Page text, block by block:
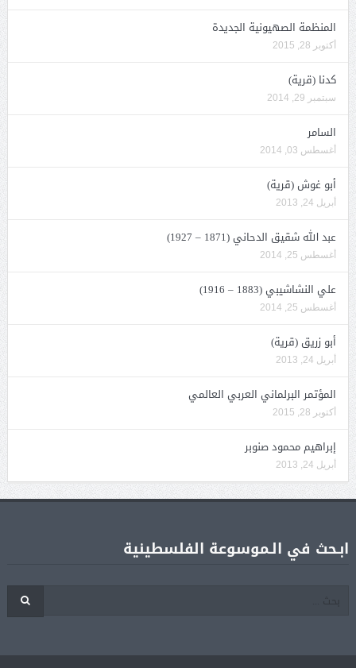
المنظمة الصهيونية الجديدة
أكتوبر 28, 2015
كدنا (قرية)
سبتمبر 29, 2014
السامر
أغسطس 03, 2014
أبو غوش (قرية)
أبريل 24, 2013
عبد الله شقيق الدحاني (1871 – 1927)
أغسطس 25, 2014
علي النشاشيبي (1883 – 1916)
أغسطس 25, 2014
أبو زريق (قرية)
أبريل 24, 2013
المؤتمر البرلماني العربي العالمي
أكتوبر 28, 2015
إبراهيم محمود صنوبر
أبريل 24, 2013
ابـحث في الـموسوعة الفلسطينية